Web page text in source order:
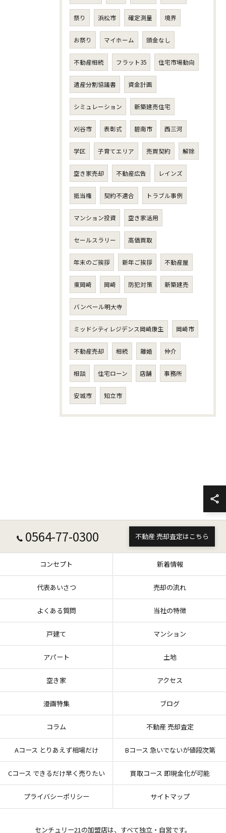
祭り 浜松市 確定測量 境界
お祭り マイホーム 頭金なし
不動産相続 フラット35 住宅市場動向
遺産分割協議書 資金計画
シミュレーション 新築建売住宅
刈谷市 表彰式 碧南市 西三河
学区 子育てエリア 売買契約 解除
空き家売却 不動産広告 レインズ
抵当権 契約不適合 トラブル事例
マンション投資 空き家活用
セールスラリー 高価買取
年末のご挨拶 新年ご挨拶 不動産屋
東岡崎 岡崎 防犯対策 新築建売
バンベール明大寺
ミッドシティレジデンス岡崎康生 岡崎市
不動産売却 相続 離婚 仲介
相談 住宅ローン 店舗 事務所
安城市 知立市
0564-77-0300 不動産 売却査定はこちら
コンセプト 新着情報
代表あいさつ 売却の流れ
よくある質問 当社の特徴
戸建て マンション
アパート 土地
空き家 アクセス
漫画特集 ブログ
コラム 不動産 売却査定
Aコース とりあえず相場だけ Bコース 急いでないが値段次第
Cコース できるだけ早く売りたい 買取コース 即現金化が可能
プライバシーポリシー サイトマップ
センチュリー21の加盟店は、すべて独立・自営です。